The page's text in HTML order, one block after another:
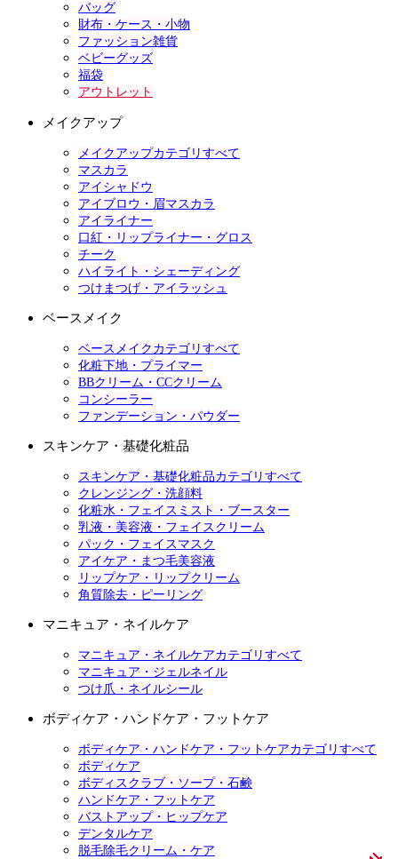
バッグ
財布・ケース・小物
ファッション雑貨
ベビーグッズ
福袋
アウトレット
メイクアップ
メイクアップカテゴリすべて
マスカラ
アイシャドウ
アイブロウ・眉マスカラ
アイライナー
口紅・リップライナー・グロス
チーク
ハイライト・シェーディング
つけまつげ・アイラッシュ
ベースメイク
ベースメイクカテゴリすべて
化粧下地・プライマー
BBクリーム・CCクリーム
コンシーラー
ファンデーション・パウダー
スキンケア・基礎化粧品
スキンケア・基礎化粧品カテゴリすべて
クレンジング・洗顔料
化粧水・フェイスミスト・ブースター
乳液・美容液・フェイスクリーム
パック・フェイスマスク
アイケア・まつ毛美容液
リップケア・リップクリーム
角質除去・ピーリング
マニキュア・ネイルケア
マニキュア・ネイルケアカテゴリすべて
マニキュア・ジェルネイル
つけ爪・ネイルシール
ボディケア・ハンドケア・フットケア
ボディケア・ハンドケア・フットケアカテゴリすべて
ボディケア
ボディスクラブ・ソープ・石鹸
ハンドケア・フットケア
バストアップ・ヒップケア
デンタルケア
脱毛除毛クリーム・ケア